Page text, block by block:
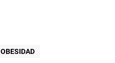
OBESIDAD